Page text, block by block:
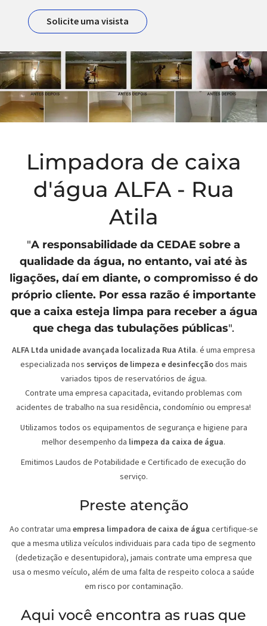
Solicite uma visista
Limpadora de caixa
d'água ALFA - Rua
Atila
"A responsabilidade da CEDAE sobre a
qualidade da água, no entanto, vai até às
ligações, daí em diante, o compromisso é do
próprio cliente. Por essa razão é importante
que a caixa esteja limpa para receber a água
que chega das tubulações públicas".
ALFA Ltda unidade avançada localizada Rua Atila. é uma empresa
especializada nos serviços de limpeza e desinfecçãodos mais
variados tipos de reservatórios de água.
Contrate uma empresa capacitada, evitando problemas com
acidentes de trabalho na sua residência, condomínio ou empresa!
Utilizamos todos os equipamentos de segurança e higiene para
melhor desempenho da limpeza da caixa de água.
Emitimos Laudos de Potabilidade e Certificado de execução do
serviço.
Preste atenção
Ao contratar uma empresa limpadora de caixa de água certifique-se
que a mesma utiliza veículos individuais para cada tipo de segmento
(dedetização e desentupidora), jamais contrate uma empresa que
usa o mesmo veículo, além de uma falta de respeito coloca a saúde
em risco por contaminação.
Aqui você encontra as ruas que